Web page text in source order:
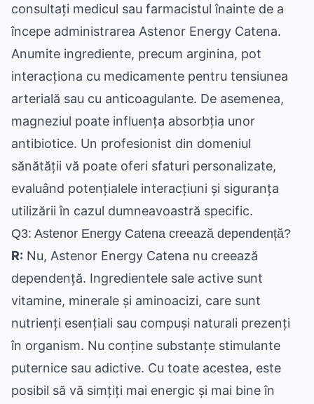
consultați medicul sau farmacistul înainte de a
începe administrarea Astenor Energy Catena.
Anumite ingrediente, precum arginina, pot
interacționa cu medicamente pentru tensiunea
arterială sau cu anticoagulante. De asemenea,
magneziul poate influența absorbția unor
antibiotice. Un profesionist din domeniul
sănătății vă poate oferi sfaturi personalizate,
evaluând potențialele interacțiuni și siguranța
utilizării în cazul dumneavoastră specific.
Q3: Astenor Energy Catena creează dependență?
R: Nu, Astenor Energy Catena nu creează
dependență. Ingredientele sale active sunt
vitamine, minerale și aminoacizi, care sunt
nutrienți esențiali sau compuși naturali prezenți
în organism. Nu conține substanțe stimulante
puternice sau adictive. Cu toate acestea, este
posibil să vă simțiți mai energic și mai bine în